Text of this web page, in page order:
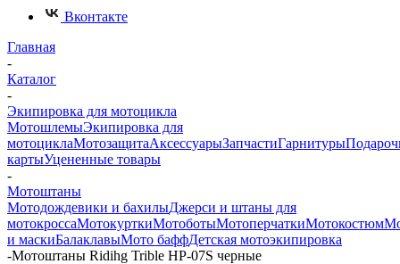
Вконтакте
Главная
-
Каталог
-
Экипировка для мотоцикла
МотошлемыЭкипировка для
мотоциклаМотозащитаАксессуарыЗапчастиГарнитуры
картыУцененные товары
-
Мотоштаны
Мотодождевики и бахилыДжерси и штаны для
мотокроссаМотокурткиМотоботыМотоперчаткиМотокостюм
и маскиБалаклавыМото баффДетская мотоэкипировка
-Мотоштаны Ridihg Trible HP-07S черные